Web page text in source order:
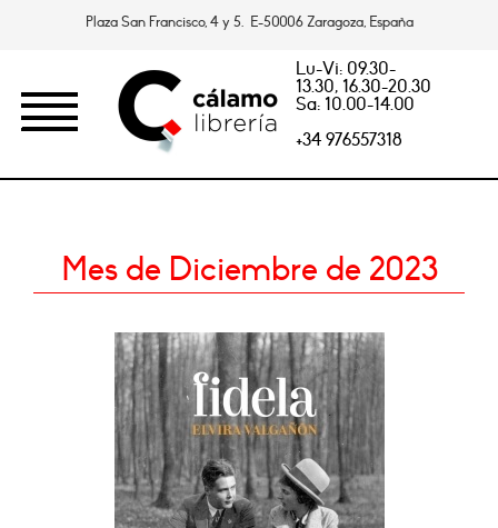
Plaza San Francisco, 4 y 5. E-50006 Zaragoza, España
Lu-Vi: 09.30-
13.30, 16.30-20.30
Sa: 10.00-14.00
+34 976557318
Mes de Diciembre de 2023